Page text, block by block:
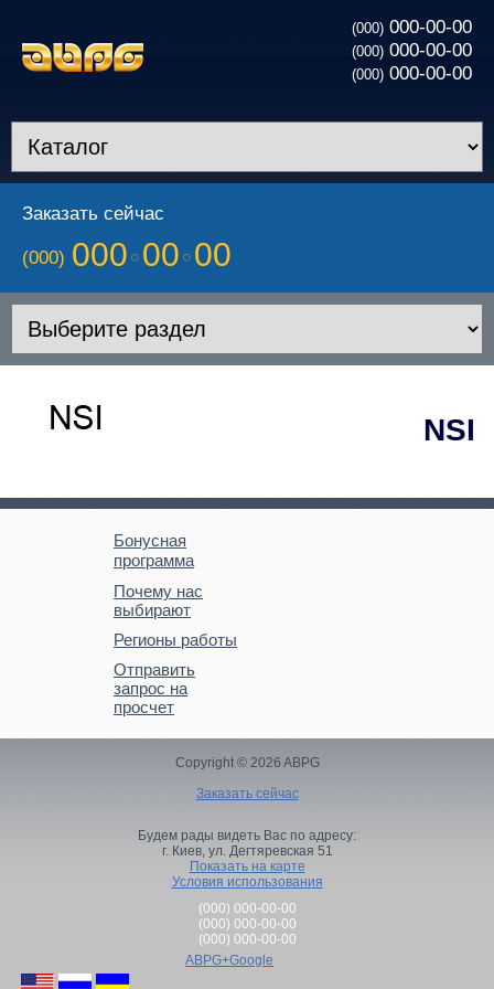
(000) 000-00-00
(000) 000-00-00
(000) 000-00-00
Заказать сейчас
(000) 000 00 00
NSI
Бонусная
программа
Почему нас
выбирают
Регионы работы
Отправить
запрос на
просчет
Copyright © 2026 ABPG
Заказать сейчас
Будем рады видеть Вас по адресу:
г. Киев, ул. Дегтяревская 51
Показать на карте
Условия использования
(000) 000-00-00
(000) 000-00-00
(000) 000-00-00
ABPG+Google